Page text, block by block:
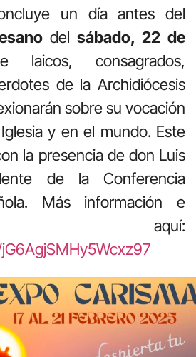
un día antes del
delsábado, 22 de
laicos, consagrados,
de la Archidiócesis
sobre su vocación
y en el mundo. Este
la presencia de don Luis
de la Conferencia
Más información e
aquí: